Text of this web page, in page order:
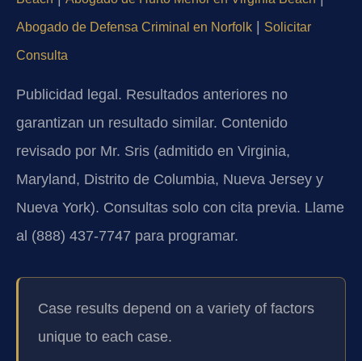
Abogado de Defensa Criminal en Norfolk Solicitar
Consulta
Publicidad legal. Resultados anteriores no
garantizan un resultado similar. Contenido
revisado por Mr. Sris (admitido en Virginia,
Maryland, Distrito de Columbia, Nueva Jersey y
Nueva York). Consultas solo con cita previa. Llame
al (888) 437-7747 para programar.
Case results depend on a variety of factors
unique to each case.